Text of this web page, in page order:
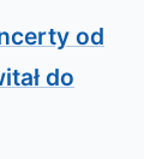
od
do